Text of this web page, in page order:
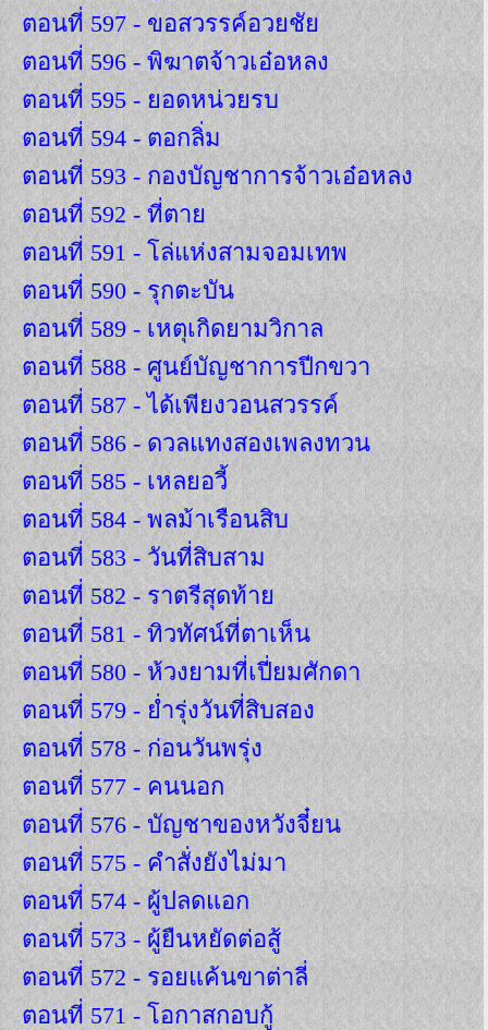
ตอนที่ 597 - ขอสวรรค์อวยชัย
ตอนที่ 596 - พิฆาตจ้าวเอ๋อหลง
ตอนที่ 595 - ยอดหน่วยรบ
ตอนที่ 594 - ตอกลิ่ม
ตอนที่ 593 - กองบัญชาการจ้าวเอ๋อหลง
ตอนที่ 592 - ที่ตาย
ตอนที่ 591 - โล่แห่งสามจอมเทพ
ตอนที่ 590 - รุกตะบัน
ตอนที่ 589 - เหตุเกิดยามวิกาล
ตอนที่ 588 - ศูนย์บัญชาการปีกขวา
ตอนที่ 587 - ได้เพียงวอนสวรรค์
ตอนที่ 586 - ดวลแทงสองเพลงทวน
ตอนที่ 585 - เหลยอวี้
ตอนที่ 584 - พลม้าเรือนสิบ
ตอนที่ 583 - วันที่สิบสาม
ตอนที่ 582 - ราตรีสุดท้าย
ตอนที่ 581 - ทิวทัศน์ที่ตาเห็น
ตอนที่ 580 - ห้วงยามที่เปี่ยมศักดา
ตอนที่ 579 - ย่ำรุ่งวันที่สิบสอง
ตอนที่ 578 - ก่อนวันพรุ่ง
ตอนที่ 577 - คนนอก
ตอนที่ 576 - บัญชาของหวังจี๋ยน
ตอนที่ 575 - คำสั่งยังไม่มา
ตอนที่ 574 - ผู้ปลดแอก
ตอนที่ 573 - ผู้ยืนหยัดต่อสู้
ตอนที่ 572 - รอยแค้นขาต่าลี่
ตอนที่ 571 - โอกาสกอบกู้